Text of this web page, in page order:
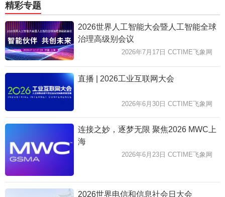
精彩专题
2026世界人工智能大会暨人工智能全球
治理高级别会议
2026年7月17日 CCTIME飞象网
直播 | 2026工业互联网大会
2026年6月30日 CCTIME飞象网
连接之妙，逐梦无限 聚焦2026 MWC上
海
2026年6月23日 CCTIME飞象网
2026世界电信和信息社会日大会